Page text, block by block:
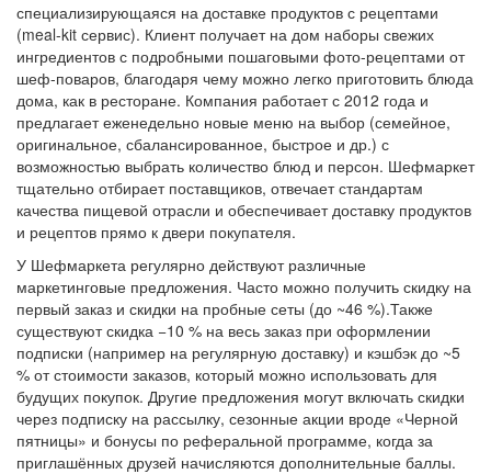
специализирующаяся на доставке продуктов с рецептами
(meal-kit сервис). Клиент получает на дом наборы свежих
ингредиентов с подробными пошаговыми фото-рецептами от
шеф-поваров, благодаря чему можно легко приготовить блюда
дома, как в ресторане. Компания работает с 2012 года и
предлагает еженедельно новые меню на выбор (семейное,
оригинальное, сбалансированное, быстрое и др.) с
возможностью выбрать количество блюд и персон. Шефмаркет
тщательно отбирает поставщиков, отвечает стандартам
качества пищевой отрасли и обеспечивает доставку продуктов
и рецептов прямо к двери покупателя.
У Шефмаркета регулярно действуют различные
маркетинговые предложения. Часто можно получить скидку на
первый заказ и скидки на пробные сеты (до ~46 %).Также
существуют скидка −10 % на весь заказ при оформлении
подписки (например на регулярную доставку) и кэшбэк до ~5
% от стоимости заказов, который можно использовать для
будущих покупок. Другие предложения могут включать скидки
через подписку на рассылку, сезонные акции вроде «Черной
пятницы» и бонусы по реферальной программе, когда за
приглашённых друзей начисляются дополнительные баллы.